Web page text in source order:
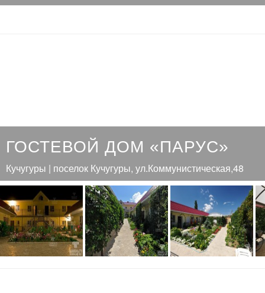
ГОСТЕВОЙ ДОМ «ПАРУС»
Кучугуры | поселок Кучугуры, ул.Коммунистическая,48